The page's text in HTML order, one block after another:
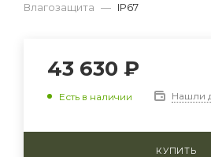
Влагозащита — IP67
43 630 ₽
Есть в наличии Нашли
КУПИТЬ